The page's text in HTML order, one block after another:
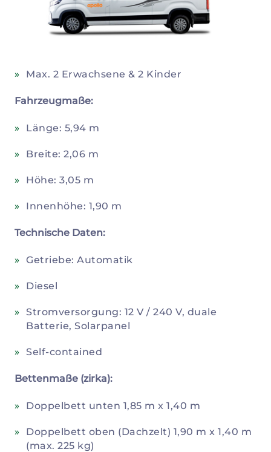
Max. 2 Erwachsene & 2 Kinder
Fahrzeugmaße:
Länge: 5,94 m
Breite: 2,06 m
Höhe: 3,05 m
Innenhöhe: 1,90 m
Technische Daten:
Getriebe: Automatik
Diesel
Stromversorgung: 12 V / 240 V, duale
Batterie, Solarpanel
Self-contained
Bettenmaße (zirka):
Doppelbett unten 1,85 m x 1,40 m
Doppelbett oben (Dachzelt) 1,90 m x 1,40 m
(max. 225 kg)